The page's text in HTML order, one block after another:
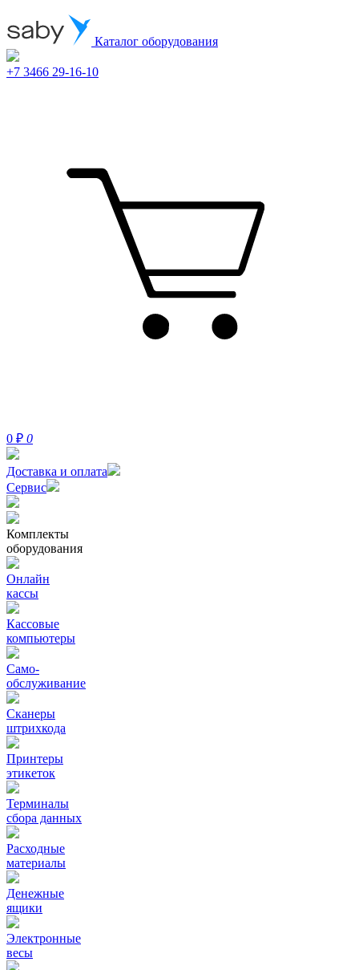
Каталог оборудования
+7 3466 29-16-10
0 ₽ 0
Доставка и оплата
Сервис
Комплекты
оборудования
Онлайн
кассы
Кассовые
компьютеры
Само-
обслуживание
Сканеры
штрихкода
Принтеры
этикеток
Терминалы
сбора данных
Расходные
материалы
Денежные
ящики
Электронные
весы